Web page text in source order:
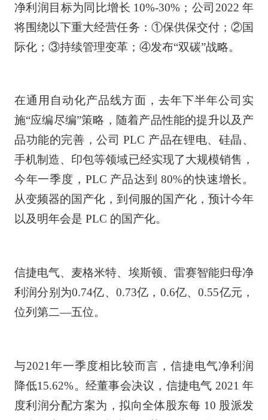
净利润目标为同比增长 10%-30%；公司2022 年
将围绕以下重大经营任务：①保供保交付；②国
际化；③持续管理变革；④发布“双碳”战略。
在通用自动化产品线方面，去年下半年公司实
施“应编尽编”策略，随着产品性能的提升以及产
品功能的完善，公司 PLC 产品在锂电、硅晶、
手机制造、印包等领域已经实现了大规模销售，
今年一季度，PLC 产品达到 80%的快速增长。
从变频器的国产化，到伺服的国产化，预计今年
以及明年会是 PLC 的国产化。
信捷电气、麦格米特、埃斯顿、雷赛智能归母净
利润分别为0.74亿、0.73亿，0.6亿、0.55亿元，
位列第二—五位。
与2021年一季度相比较而言，信捷电气净利润
降低15.62%。经董事会决议，信捷电气 2021 年
度利润分配方案为，拟向全体股东每 10 股派发